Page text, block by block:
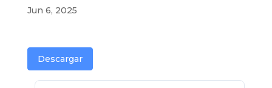
Jun 6, 2025
Descargar